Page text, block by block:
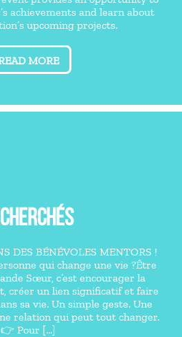
achievements and learn about
upcoming projects.
MORE
DES BÉNÉVOLES MENTORS !
qui change une vie ?Être
Sœur, c’est encourager la
créer un lien significatif et faire
sa vie. Un simple geste. Une
relation qui peut tout changer.
👉 Pour [...]